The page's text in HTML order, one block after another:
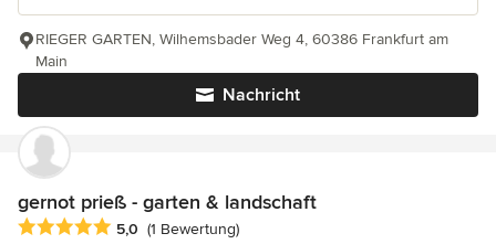
Nachricht
RIEGER GARTEN, Wilhemsbader Weg 4, 60386 Frankfurt am
Main
gernot prieß - garten & landschaft
Durchschnittliche Bewertung: 5 von 5 Sternen
5,0 (1 Bewertung)